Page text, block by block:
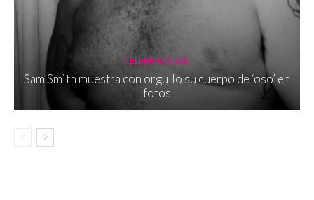
CELEBRIDADES
Sam Smith muestra con orgullo su cuerpo de ‘oso’ en
fotos